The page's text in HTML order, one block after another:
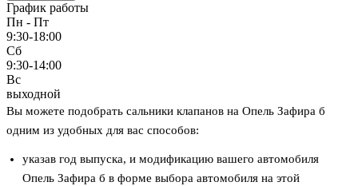
График работы
Пн - Пт
9:30-18:00
Сб
9:30-14:00
Вс
выходной
Вы можете подобрать сальники клапанов на Опель Зафира б
одним из удобных для вас способов:
указав год выпуска, и модификацию вашего автомобиля
Опель Зафира б в форме выбора автомобиля на этой